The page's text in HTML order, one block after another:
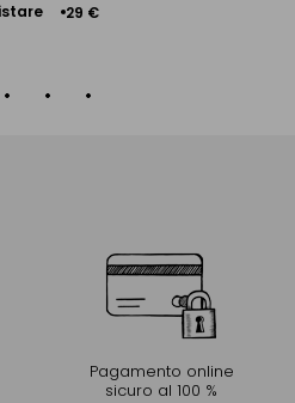
29 €
Pagamento online
sicuro al 100 %